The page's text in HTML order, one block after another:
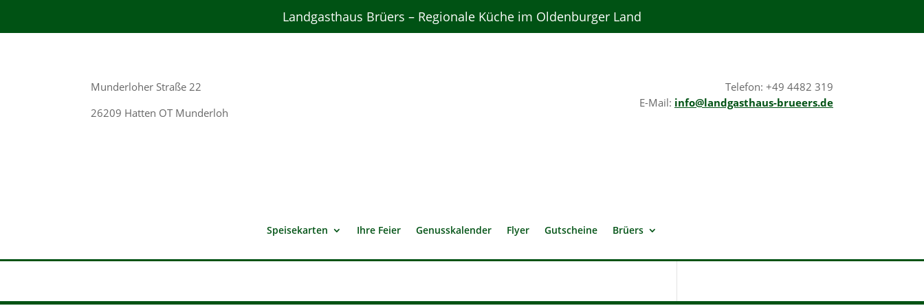
Landgasthaus Brüers – Regionale Küche im Oldenburger Land
Munderloher Straße 22
26209 Hatten OT Munderloh
Telefon: +49 4482 319
E-Mail: info@landgasthaus-brueers.de
Speisekarten Ihre Feier Genusskalender Flyer Gutscheine Brüers